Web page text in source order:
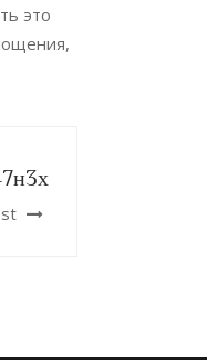
это